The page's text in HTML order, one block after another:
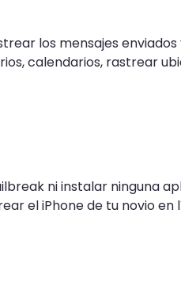
los mensajes
calendarios, rastrear
ni instalar ninguna
el iPhone de tu novio en